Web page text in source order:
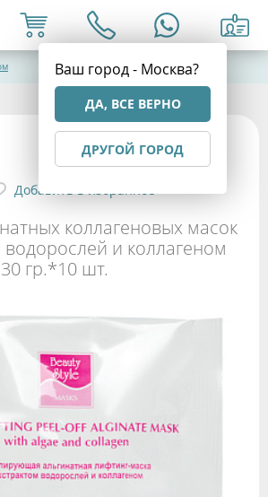
Ваш город - Москва?
ДА, ВСЕ ВЕРНО
ДРУГОЙ ГОРОД
коллагеновых масок
водорослей и коллагеном
гр.*10 шт.
Добавить в избранное